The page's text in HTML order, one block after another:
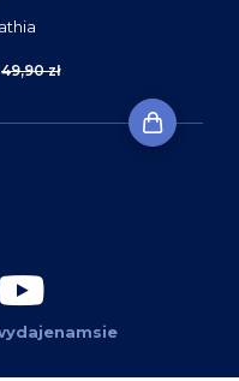
49,90 zł